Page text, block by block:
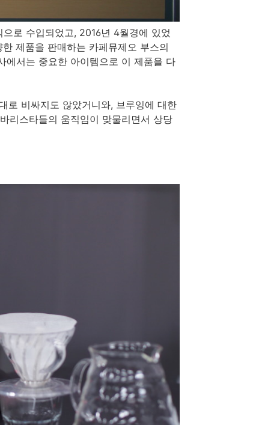
로 수입되었고, 2016년 4월경에 있었
제품을 판매하는 카페뮤제오 부스의
에서는 중요한 아이템으로 이 제품을 다
로 비싸지도 않았거니와, 브루잉에 대한
리스타들의 움직임이 맞물리면서 상당